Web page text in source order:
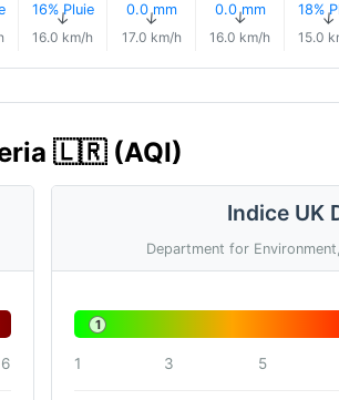
16% Pluie
↑
16.0 km/h
0.0 mm
↑
17.0 km/h
0.0 mm
↑
16.0 km/h
18%↑
15.0
🇱🇷 (AQI)
6
Indice UK
Department for
1
1 3 5